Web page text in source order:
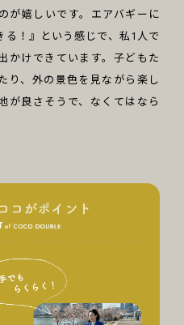
が嬉しいです。エアバギーに
！』という感じで、私1人で
かけできています。子どもた
り、外の景色を見ながら楽し
が良さそうで、なくてはなら